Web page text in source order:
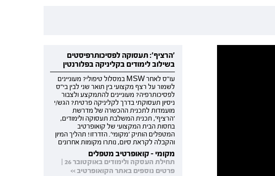
'הרציף': תעסוקה לפסיכותרפיסטים
בשילוב לימודים בקליניקה בפלורנטין
עו"ס לאחר MSW במסלול טיפולי? מעוניינים
לשמור על רצף מקצועי בין תואר שני לבין בי"ס
לפסיכותרפיה? מעוניינים להתמקצע ולצבור
ניסיון תעסוקתי בדרך לקליניקה פרטית? הגש/י
מועמדות לתכנית ההכשרה של מדרשת
'הרציף', תכנית המשלבת תעסוקה ולימודים,
בחסות הבית המקצועי של קואופרטיב
המטפלים הותיק 'מקומי'. הזדרזו! תהליך המיון
והקבלה לקראת סיום, נותרו מקומות אחרונים
מקומי - קואופרטיב מטפלים
תחילת העסקה ולימודים באוקטובר 26 |
פרטים נוספים באתר הקואופרטיב >>